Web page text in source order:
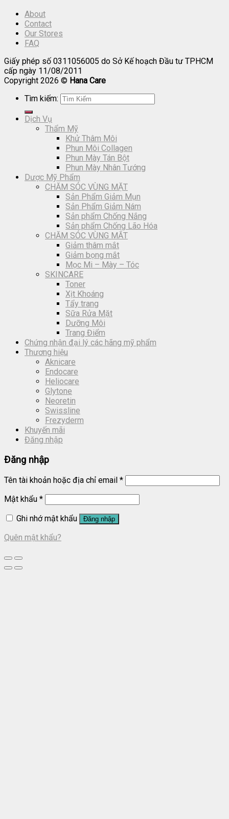
About
Contact
Our Stores
FAQ
Giấy phép số 0311056005 do Sở Kế hoạch Đầu tư TPHCM
cấp ngày 11/08/2011
Copyright 2026 © Hana Care
Tìm kiếm:
Dịch Vụ
Thẩm Mỹ
Khử Thâm Môi
Phun Môi Collagen
Phun Mày Tán Bột
Phun Mày Nhân Tướng
Dược Mỹ Phẩm
CHĂM SÓC VÙNG MẶT
Sản Phẩm Giảm Mụn
Sản Phẩm Giảm Nám
Sản phẩm Chống Nắng
Sản phẩm Chống Lão Hóa
CHĂM SÓC VÙNG MẮT
Giảm thâm mắt
Giảm bọng mắt
Mọc Mi – Mày – Tóc
SKINCARE
Toner
Xịt Khoáng
Tẩy trang
Sữa Rửa Mặt
Dưỡng Môi
Trang Điểm
Chứng nhận đại lý các hãng mỹ phẩm
Thương hiệu
Aknicare
Endocare
Heliocare
Glytone
Neoretin
Swissline
Frezyderm
Khuyến mãi
Đăng nhập
Đăng nhập
Tên tài khoản hoặc địa chỉ email *
Mật khẩu *
Ghi nhớ mật khẩu
Đăng nhập
Quên mật khẩu?